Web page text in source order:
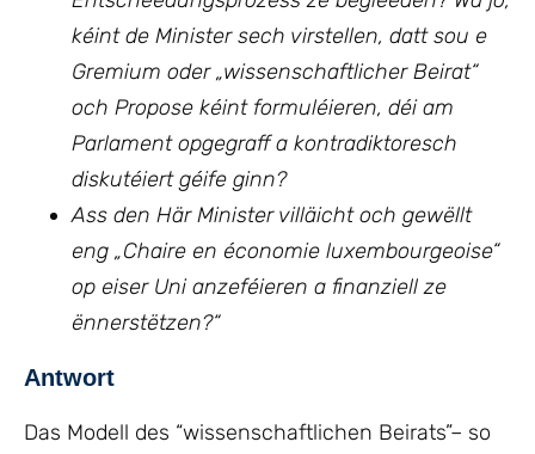
kéint de Minister sech virstellen, datt sou e
Gremium oder „wissenschaftlicher Beirat“
och Propose kéint formuléieren, déi am
Parlament opgegraff a kontradiktoresch
diskutéiert géife ginn?
Ass den Här Minister villäicht och gewëllt
eng „Chaire en économie luxembourgeoise“
op eiser Uni anzeféieren a finanziell ze
ënnerstëtzen?“
Antwort
Das Modell des “wissenschaftlichen Beirats”– so